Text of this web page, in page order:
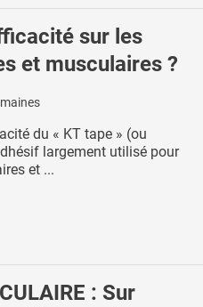
sur les
et musculaires ?
du « KT tape » (ou
largement utilisé pour
et ...
: Sur